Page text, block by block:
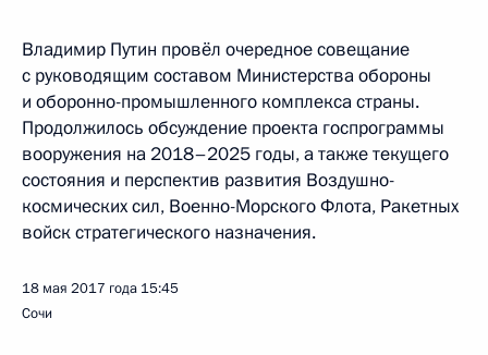
Владимир Путин провёл очередное совещание
с руководящим составом Министерства обороны
и оборонно-промышленного комплекса страны.
Продолжилось обсуждение проекта госпрограммы
вооружения на 2018–2025 годы, а также текущего
состояния и перспектив развития Воздушно-
космических сил, Военно-Морского Флота, Ракетных
войск стратегического назначения.
18 мая 2017 года 15:45
Сочи